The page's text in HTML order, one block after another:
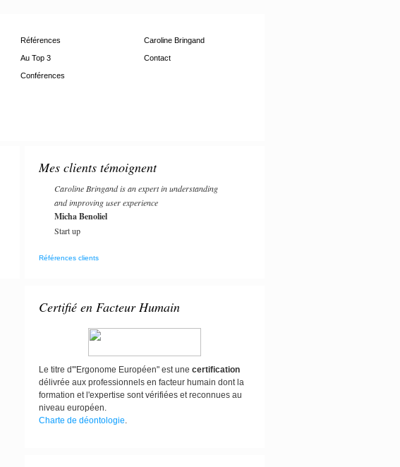
Références Caroline Bringand
Au Top 3 Contact
Conférences
Mes clients témoignent
Caroline Bringand is an expert in understanding
and improving user experience
Micha Benoliel
Start up
Références clients
Certifié en Facteur Humain
Le titre d'"Ergonome Européen" est une certification
délivrée aux professionnels en facteur humain dont la
formation et l'expertise sont vérifiées et reconnues au
niveau européen.
Charte de déontologie.